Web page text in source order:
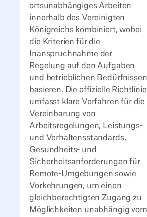
ortsunabhängiges Arbeiten
innerhalb des Vereinigten
Königreichs kombiniert, wobei
die Kriterien für die
Inanspruchnahme der
Regelung auf den Aufgaben
und betrieblichen Bedürfnissen
basieren. Die offizielle Richtlinie
umfasst klare Verfahren für die
Vereinbarung von
Arbeitsregelungen, Leistungs-
und Verhaltensstandards,
Gesundheits- und
Sicherheitsanforderungen für
Remote-Umgebungen sowie
Vorkehrungen, um einen
gleichberechtigten Zugang zu
Möglichkeiten unabhängig vom